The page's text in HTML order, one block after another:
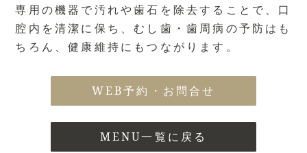
専用の機器で汚れや歯石を除去することで、口
腔内を清潔に保ち、むし歯・歯周病の予防はも
ちろん、健康維持にもつながります。
WEB予約・お問合せ
MENU一覧に戻る